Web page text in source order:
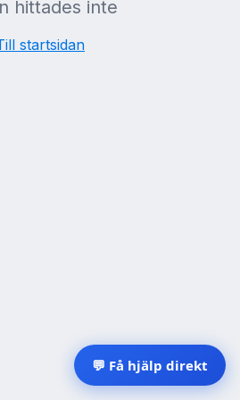
hittades inte
startsidan
💬 Få hjälp direkt